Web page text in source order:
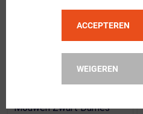
ACCEPTEREN
WEIGEREN
Mouwen Zwart Dames